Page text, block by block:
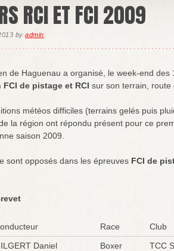
RCI ET FCI 2009
byadmin
de Haguenau a organisé, le week-end
de pistage et RCI sur son terrain, route
météos difficiles (terrains gelés puis
la région ont répondu présent pour ce
saison 2009.
sont opposés dans les épreuves FCI de
Race
Club
Daniel Boxer
TCC